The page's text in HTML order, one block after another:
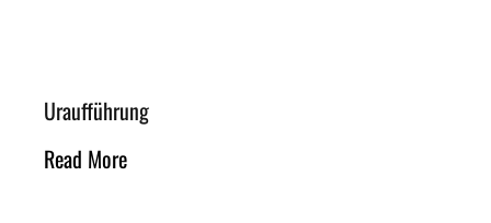
Uraufführung
Read More